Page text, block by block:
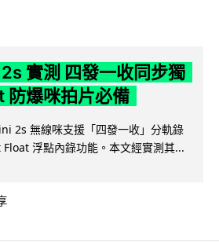
實測 四發一收同步獨
爆咪拍片必備
2s 無線咪支援「四發一收」分軌錄
浮點內錄功能。本文經實測其...